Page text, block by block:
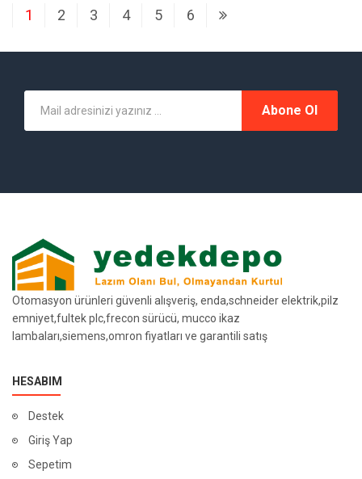
1 2 3 4 5 6
Abone Ol
Otomasyon ürünleri güvenli alışveriş, enda,schneider elektrik,pilz
emniyet,fultek plc,frecon sürücü, mucco ikaz
lambaları,siemens,omron fiyatları ve garantili satış
HESABIM
Destek
Giriş Yap
Sepetim